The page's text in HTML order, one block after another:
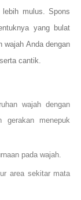
mulus. Spons
yang bulat
wajah Anda dengan
cantik.
wajah dengan
gerakan menepuk
pada wajah.
area sekitar mata